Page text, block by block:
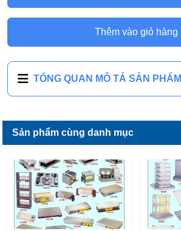
Thêm vào giỏ hàng
TỔNG QUAN MÔ TẢ SẢN PHẨM
Sản phẩm cùng danh mục